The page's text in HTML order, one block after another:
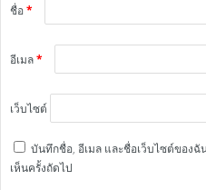
ชื่อ*
อีเมล*
เว็บไซต์
บันทึกชื่อ, อีเมล และชื่อเว็บไซต์ของ
เห็นครั้งถัดไป